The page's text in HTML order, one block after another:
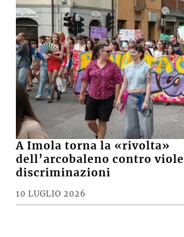
A Imola torna la «rivolta»
dell’arcobaleno contro
discriminazioni
10 LUGLIO 2026